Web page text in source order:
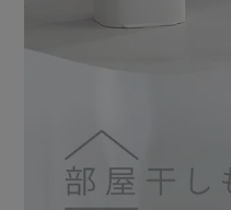
物にもしっかり風を当てら
◆排水しやすい大容量タンク
タンク容量約2.5L。
端だけ開くので排水が簡